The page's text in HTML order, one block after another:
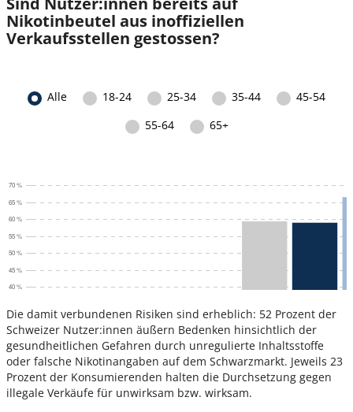
Nikotinbeutel aus inoffiziellen
Verkaufsstellen gestossen?
Die damit verbundenen Risiken sind erheblich: 52 Prozent der
Schweizer Nutzer:innen äußern Bedenken hinsichtlich der
gesundheitlichen Gefahren durch unregulierte Inhaltsstoffe
oder falsche Nikotinangaben auf dem Schwarzmarkt. Jeweils 23
Prozent der Konsumierenden halten die Durchsetzung gegen
illegale Verkäufe für unwirksam bzw. wirksam.